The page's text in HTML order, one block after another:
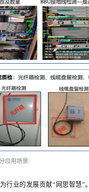
应用场景
行业的发展贡献“网思智慧”。